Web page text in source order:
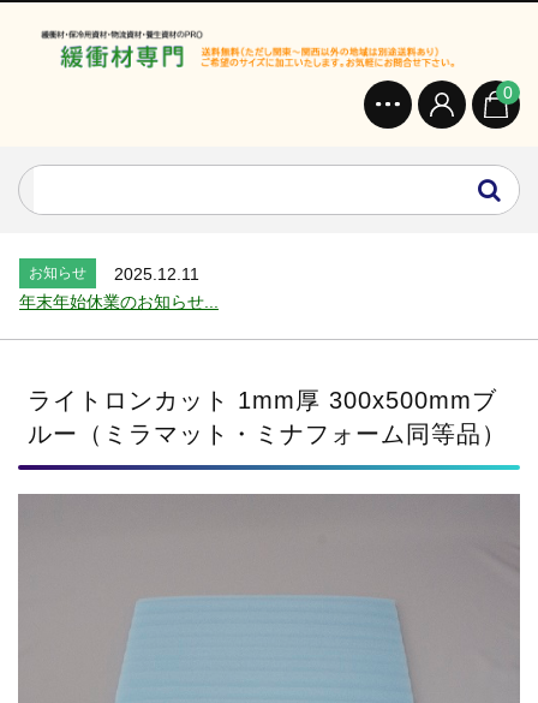
0
オンラインショップを開設いたしました。...
お知らせ
2026.7.24
お知らせ
2025.12.11
年末年始休業のお知らせ...
お知らせ
2024.2.27
全国へ確実・迅速に納品...
お知らせ
2024.2.27
オンラインショップを開設いたしました。...
2025.8.4
夏季休業のお知らせ...
2024.2.27
ライトロンカット 1mm厚 300x500mmブ
ルー（ミラマット・ミナフォーム同等品）